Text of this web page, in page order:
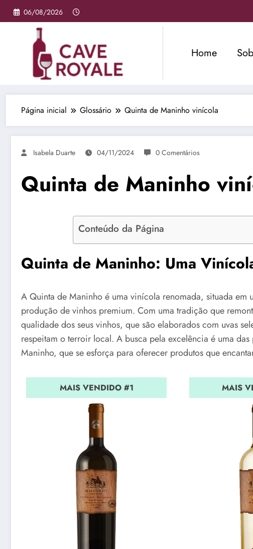
Pular
para
06/08/2026
Home
Página inicial Glossário Quinta de Maninho vinícola
Isabela Duarte 04/11/2024 0 Comentários
Quinta de Maninho
Conteúdo da Página
Quinta de Maninho: Uma
A Quinta de Maninho é uma vinícola renomada, situada em
produção de vinhos premium. Com uma tradição que
qualidade dos seus vinhos, que são elaborados com uvas
respeitam o terroir local. A busca pela excelência é uma
Maninho, que se esforça para oferecer produtos que
MAIS VENDIDO #1 MAIS